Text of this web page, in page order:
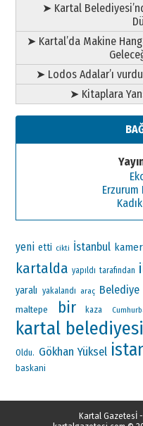
➤ Kartal
➤ Kartal’da Makine
➤ Lodos Adalar’ı
➤ Kitaplara
Erzurum
yeni etti cikti İstanbul
kartalda yapıldı tarafından
yaralı yakalandı araç Belediye
maltepe bir kaza
kartal belediyesi
Oldu. Gökhan Yüksel
baskani
Kartal Gazetesİ